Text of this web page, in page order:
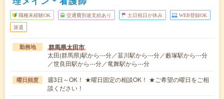
職種未経験OK 交通費別途支給あり 土日祝日が休み WEB登録OK
派遣
勤務地 群馬県太田市
太田(群馬県)駅から---分／韮川駅から---分／藪塚駅から---分
／世良田駅から---分／竜舞駅から---分
曜日頻度
週3日～OK！ ★曜日固定の相談OK！ ★ご希望の曜日をご相
談ください！